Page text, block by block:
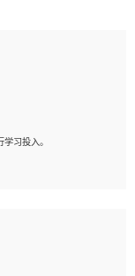
习投入。